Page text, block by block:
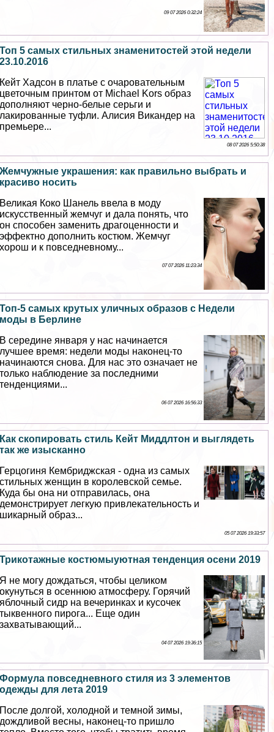
09 07 2026 0:32:24
Топ 5 самых стильных знаменитостей этой недели
23.10.2016
Кейт Хадсон в платье с очаровательным
цветочным принтом от Michael Kors образ
дополняют черно-белые серьги и
лакированные туфли. Алисия Викандер на
премьере...
08 07 2026 5:50:38
Жемчужные украшения: как правильно выбрать и
красиво носить
Великая Коко Шанель ввела в моду
искусственный жемчуг и дала понять, что
он способен заменить драгоценности и
эффектно дополнить костюм. Жемчуг
хорош и к повседневному...
07 07 2026 11:23:34
Топ-5 самых крутых уличных образов с Недели
моды в Берлине
В середине января у нас начинается
лучшее время: недели моды наконец-то
начинаются снова. Для нас это означает не
только наблюдение за последними
тенденциями...
06 07 2026 16:56:33
Как скопировать стиль Кейт Миддлтон и выглядеть
так же изысканно
Герцогиня Кембриджская - одна из самых
стильных женщин в королевской семье.
Куда бы она ни отправилась, она
демонстрирует легкую привлекательность и
шикарный образ...
05 07 2026 19:33:57
Трикотажные костюмыуютная тенденция осени 2019
Я не могу дождаться, чтобы целиком
окунуться в осеннюю атмосферу. Горячий
яблочный сидр на вечеринках и кусочек
тыквенного пирога... Еще один
захватывающий...
04 07 2026 19:36:15
Формула повседневного стиля из 3 элементов
одежды для лета 2019
После долгой, холодной и темной зимы,
дождливой весны, наконец-то пришло